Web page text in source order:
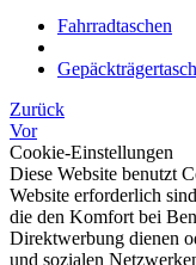
Fahrradtaschen
Zurück
Vor
Cookie-Einstellungen
Diese Website benutzt
Website erforderlich
die den Komfort bei
Direktwerbung dienen
und sozialen